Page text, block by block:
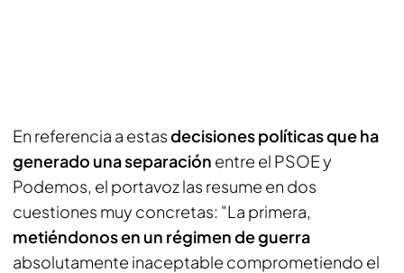
En referencia a estasdecisiones políticas que ha
generado una separación entre el PSOE y
Podemos, el portavoz las resume en dos
cuestiones muy concretas: "La primera,
metiéndonos en un régimen de guerra
absolutamente inaceptable comprometiendo el